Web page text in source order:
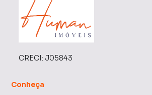
CRECI: J05843
Conheça